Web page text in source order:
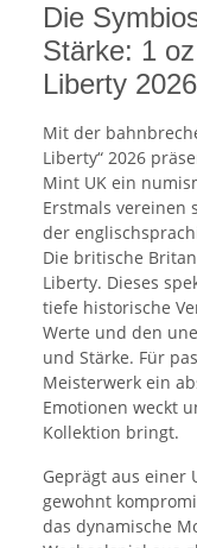
Die
Stärke: 1
Liberty 2026
Mit der
Liberty“ 2026
Mint UK ein
Erstmals vereinen
der
Die britische
Liberty. Dieses
tiefe historische
Werte und den
und Stärke. Für
Meisterwerk ein
Emotionen weckt
Kollektion bringt.
Geprägt aus einer
gewohnt
das dynamische